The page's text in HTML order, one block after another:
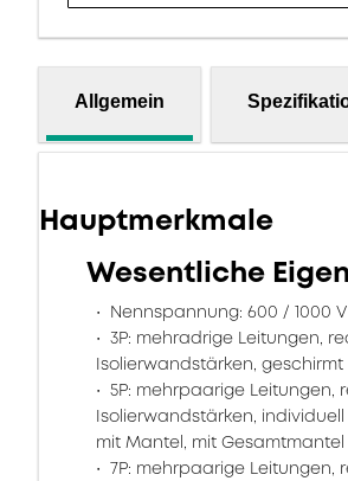
Allgemein
Hauptmerkmale
Wesentliche
Nennspannung: 600 / 1000
3P: mehradrige Leitungen,
Isolierwandstärken,
5P: mehrpaarige Leitungen,
Isolierwandstärken,
mit Mantel, mit Gesamtmantel
7P: mehrpaarige Leitungen,